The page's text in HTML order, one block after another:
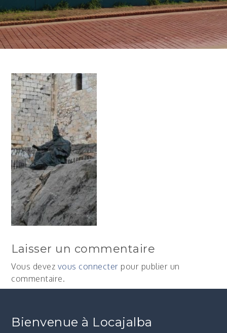
Laisser un commentaire
Vous devez vous connecter pour publier un
commentaire.
Bienvenue à Locajalba